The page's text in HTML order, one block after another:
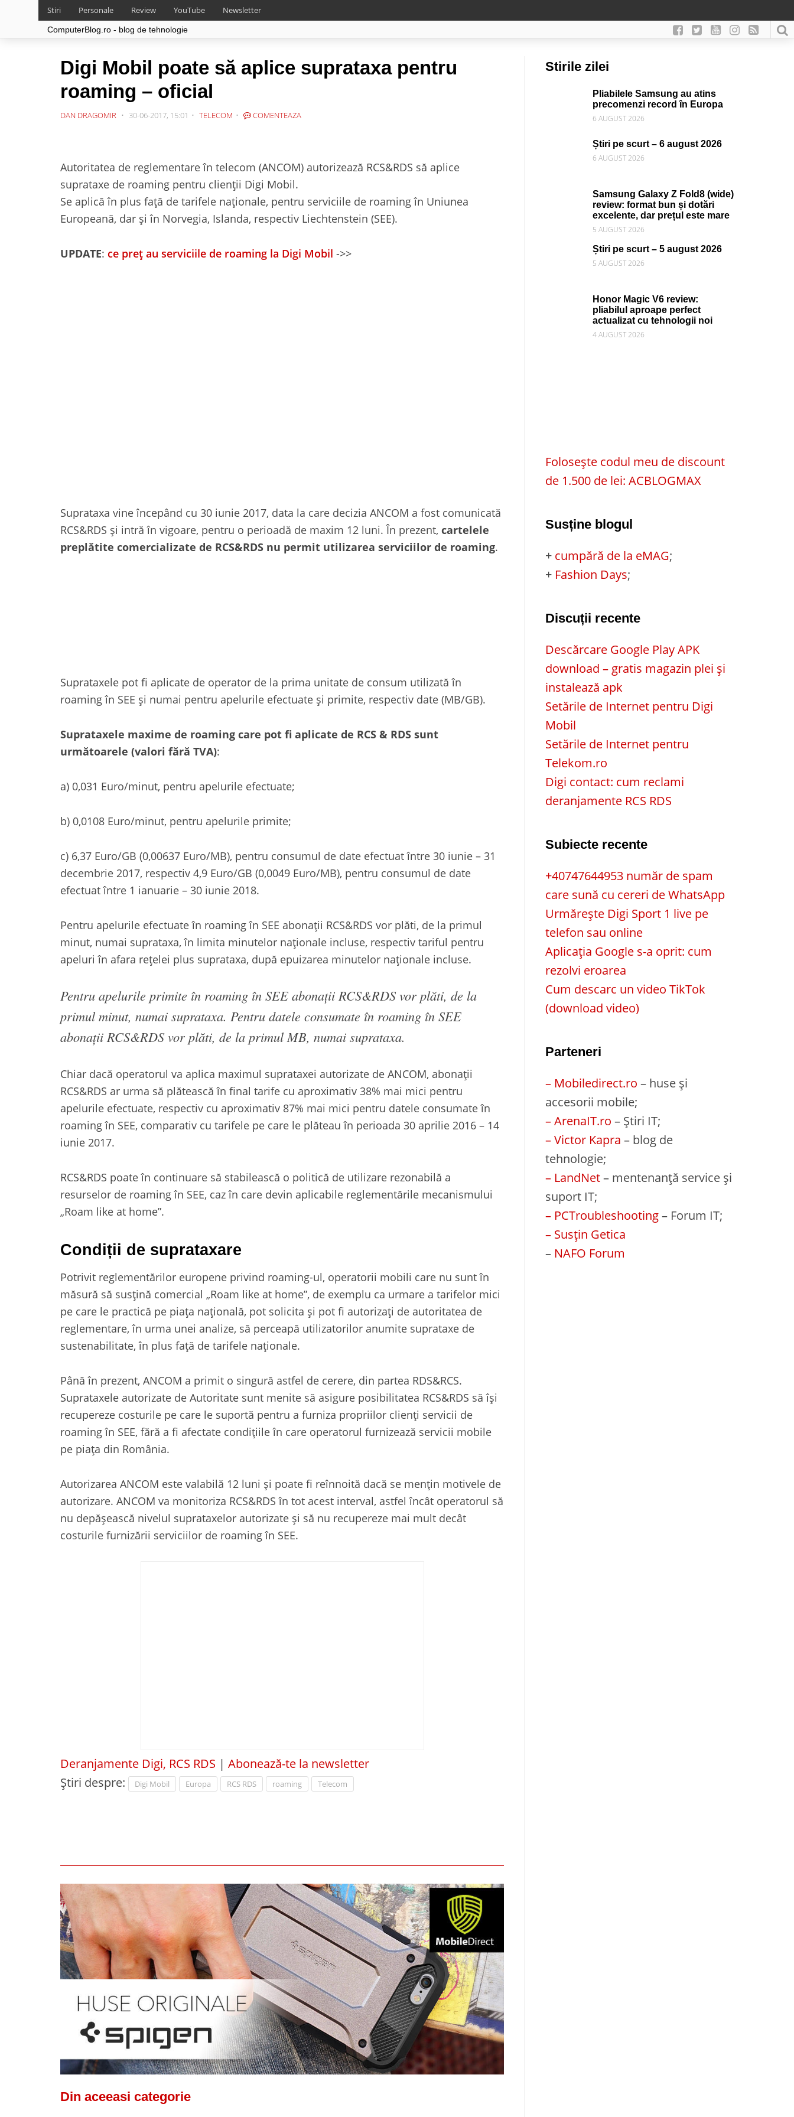
Stiri Personale Review YouTube Newsletter
ComputerBlog.ro - blog de tehnologie
Digi Mobil poate să aplice suprataxa pentru
roaming – oficial
DAN DRAGOMIR 30-06-2017, 15:01 TELECOM COMENTEAZA
Autoritatea de reglementare în telecom (ANCOM) autorizează RCS&RDS să aplice
suprataxe de roaming pentru clienții Digi Mobil.
Se aplică în plus față de tarifele naționale, pentru serviciile de roaming în Uniunea
Europeană, dar și în Norvegia, Islanda, respectiv Liechtenstein (SEE).
UPDATE: ce preț au serviciile de roaming la Digi Mobil ->>
Suprataxa vine începând cu 30 iunie 2017, data la care decizia ANCOM a fost comunicată
RCS&RDS și intră în vigoare, pentru o perioadă de maxim 12 luni. În prezent, cartelele
preplătite comercializate de RCS&RDS nu permit utilizarea serviciilor de roaming.
Suprataxele pot fi aplicate de operator de la prima unitate de consum utilizată în
roaming în SEE și numai pentru apelurile efectuate și primite, respectiv date (MB/GB).
Suprataxele maxime de roaming care pot fi aplicate de RCS & RDS sunt
următoarele (valori fără TVA):
a) 0,031 Euro/minut, pentru apelurile efectuate;
b) 0,0108 Euro/minut, pentru apelurile primite;
c) 6,37 Euro/GB (0,00637 Euro/MB), pentru consumul de date efectuat între 30 iunie – 31
decembrie 2017, respectiv 4,9 Euro/GB (0,0049 Euro/MB), pentru consumul de date
efectuat între 1 ianuarie – 30 iunie 2018.
Pentru apelurile efectuate în roaming în SEE abonații RCS&RDS vor plăti, de la primul
minut, numai suprataxa, în limita minutelor naționale incluse, respectiv tariful pentru
apeluri în afara rețelei plus suprataxa, după epuizarea minutelor naționale incluse.
Pentru apelurile primite în roaming în SEE abonații RCS&RDS vor plăti, de la
primul minut, numai suprataxa. Pentru datele consumate în roaming în SEE
abonații RCS&RDS vor plăti, de la primul MB, numai suprataxa.
Chiar dacă operatorul va aplica maximul suprataxei autorizate de ANCOM, abonații
RCS&RDS ar urma să plătească în final tarife cu aproximativ 38% mai mici pentru
apelurile efectuate, respectiv cu aproximativ 87% mai mici pentru datele consumate în
roaming în SEE, comparativ cu tarifele pe care le plăteau în perioada 30 aprilie 2016 – 14
iunie 2017.
RCS&RDS poate în continuare să stabilească o politică de utilizare rezonabilă a
resurselor de roaming în SEE, caz în care devin aplicabile reglementările mecanismului
„Roam like at home”.
Condiții de suprataxare
Potrivit reglementărilor europene privind roaming-ul, operatorii mobili care nu sunt în
măsură să susțină comercial „Roam like at home”, de exemplu ca urmare a tarifelor mici
pe care le practică pe piața națională, pot solicita și pot fi autorizați de autoritatea de
reglementare, în urma unei analize, să perceapă utilizatorilor anumite suprataxe de
sustenabilitate, în plus față de tarifele naționale.
Până în prezent, ANCOM a primit o singură astfel de cerere, din partea RDS&RCS.
Suprataxele autorizate de Autoritate sunt menite să asigure posibilitatea RCS&RDS să își
recupereze costurile pe care le suportă pentru a furniza propriilor clienți servicii de
roaming în SEE, fără a fi afectate condițiile în care operatorul furnizează servicii mobile
pe piața din România.
Autorizarea ANCOM este valabilă 12 luni și poate fi reînnoită dacă se mențin motivele de
autorizare. ANCOM va monitoriza RCS&RDS în tot acest interval, astfel încât operatorul să
nu depășească nivelul suprataxelor autorizate și să nu recupereze mai mult decât
costurile furnizării serviciilor de roaming în SEE.
Deranjamente Digi, RCS RDS | Abonează-te la newsletter
Știri despre:
Digi Mobil Europa RCS RDS roaming Telecom
Din aceeasi categorie
Stirile zilei
Pliabilele Samsung au atins
precomenzi record în Europa
6 AUGUST 2026
Știri pe scurt – 6 august 2026
6 AUGUST 2026
Samsung Galaxy Z Fold8 (wide)
review: format bun și dotări
excelente, dar prețul este mare
5 AUGUST 2026
Știri pe scurt – 5 august 2026
5 AUGUST 2026
Honor Magic V6 review:
pliabilul aproape perfect
actualizat cu tehnologii noi
4 AUGUST 2026
Folosește codul meu de discount
de 1.500 de lei: ACBLOGMAX
Susține blogul
+ cumpără de la eMAG;
+ Fashion Days;
Discuții recente
Descărcare Google Play APK
download – gratis magazin plei și
instalează apk
Setările de Internet pentru Digi
Mobil
Setările de Internet pentru
Telekom.ro
Digi contact: cum reclami
deranjamente RCS RDS
Subiecte recente
+40747644953 număr de spam
care sună cu cereri de WhatsApp
Urmărește Digi Sport 1 live pe
telefon sau online
Aplicația Google s-a oprit: cum
rezolvi eroarea
Cum descarc un video TikTok
(download video)
Parteneri
– Mobiledirect.ro – huse și
accesorii mobile;
– ArenaIT.ro – Știri IT;
– Victor Kapra – blog de
tehnologie;
– LandNet– mentenanță service și
suport IT;
– PCTroubleshooting– Forum IT;
– Susțin Getica
– NAFO Forum